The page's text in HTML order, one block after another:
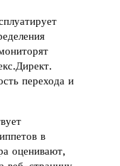
перехода и
в
оценивают,